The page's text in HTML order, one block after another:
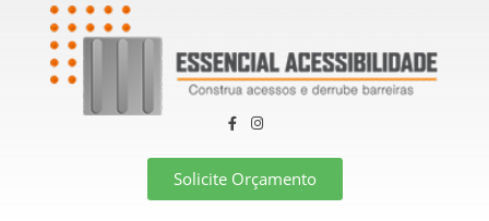
Solicite Orçamento